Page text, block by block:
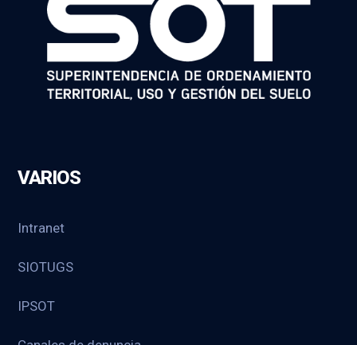
VARIOS
Intranet
SIOTUGS
IPSOT